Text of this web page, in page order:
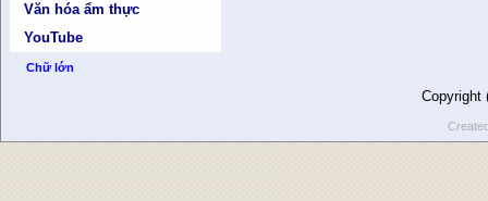
Văn hóa ẩm thực
YouTube
Chữ lớn
Copyright